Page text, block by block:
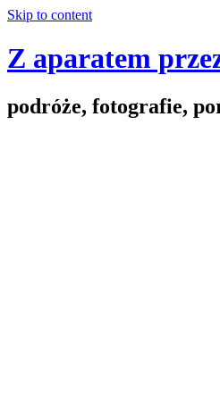
Skip to content
Z aparatem
podróże, fotografie,